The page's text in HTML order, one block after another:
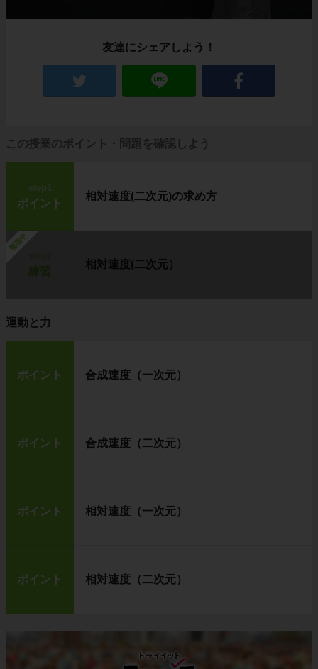
友達にシェアしよう！
この授業のポイント・問題を確認しよう
step1
ポイント
相対速度(二次元)の求め方
勉強中
相対速度(二次元）
運動と力
ポイント 合成速度（一次元）
ポイント 合成速度（二次元）
ポイント 相対速度（一次元）
ポイント 相対速度（二次元）